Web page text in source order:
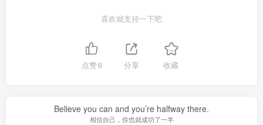
喜欢就支持一下吧
点赞6 分享 收藏
Believe you can and you’re halfway there.
相信自己，你也就成功了一半